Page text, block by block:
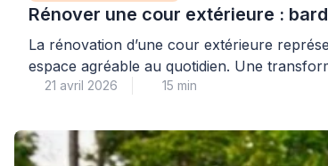
Rénover une cour extérieure :
La rénovation d’une cour extérieure
espace agréable au quotidien. Une
vous accompagnent dans ces travaux
21 avril 2026 15 min